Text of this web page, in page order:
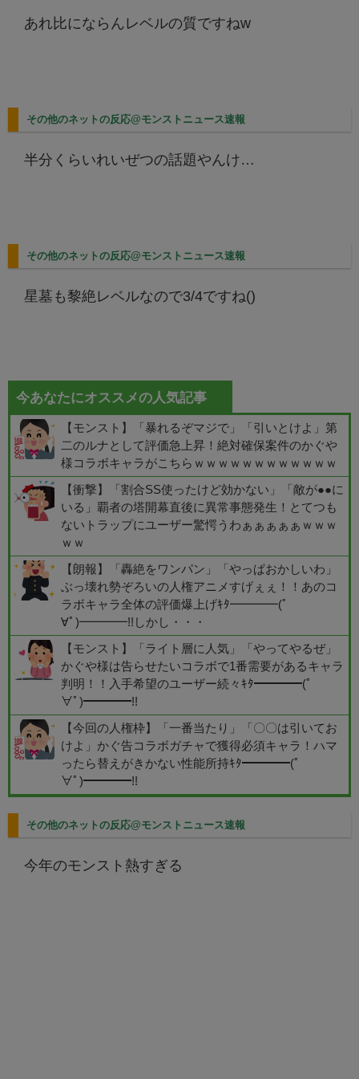
あれ比にならんレベルの質ですねw
その他のネットの反応@モンストニュース速報
半分くらいれいぜつの話題やんけ…
その他のネットの反応@モンストニュース速報
星墓も黎絶レベルなので3/4ですね()
今あなたにオススメの人気記事
【モンスト】「暴れるぞマジで」「引いとけよ」第
二のルナとして評価急上昇！絶対確保案件のかぐや
様コラボキャラがこちらｗｗｗｗｗｗｗｗｗｗｗｗ
【衝撃】「割合SS使ったけど効かない」「敵が●●に
いる」覇者の塔開幕直後に異常事態発生！とてつも
ないトラップにユーザー驚愕うわぁぁぁぁぁｗｗｗ
ｗｗ
【朗報】「轟絶をワンパン」「やっぱおかしいわ」
ぶっ壊れ勢ぞろいの人権アニメすげぇぇ！！あのコ
ラボキャラ全体の評価爆上げｷﾀ━━━━(ﾟ
∀ﾟ)━━━━!!しかし・・・
【モンスト】「ライト層に人気」「やってやるぜ」
かぐや様は告らせたいコラボで1番需要があるキャラ
判明！！入手希望のユーザー続々ｷﾀ━━━━(ﾟ
∀ﾟ)━━━━!!
【今回の人権枠】「一番当たり」「〇〇は引いてお
けよ」かぐ告コラボガチャで獲得必須キャラ！ハマ
ったら替えがきかない性能所持ｷﾀ━━━━(ﾟ
∀ﾟ)━━━━!!
その他のネットの反応@モンストニュース速報
今年のモンスト熱すぎる